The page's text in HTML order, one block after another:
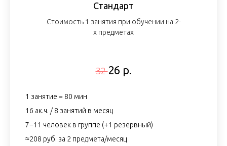
Стандарт
Стоимость 1 занятия при обучении на 2-
х предметах
3226 р.
1 занятие = 80 мин
16 ак.ч. / 8 занятий в месяц
7−11 человек в группе (+1 резервный)
≈208 руб. за 2 предмета/месяц